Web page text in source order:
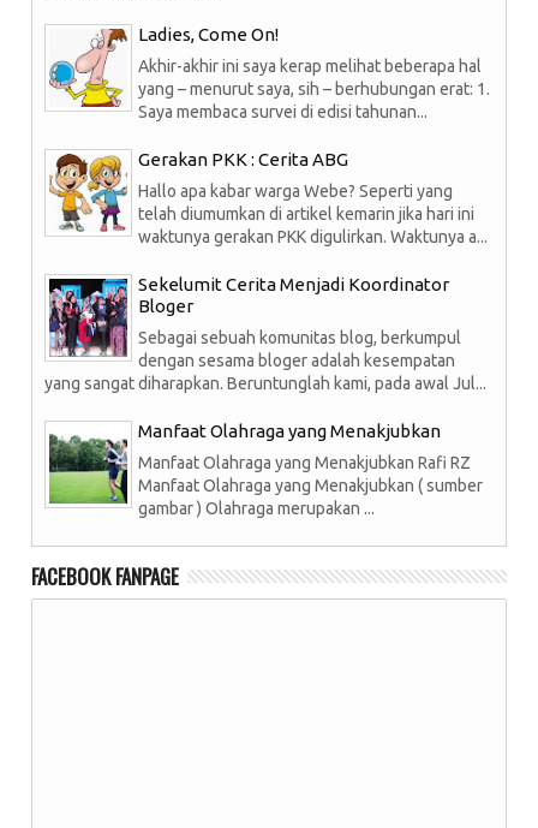
Ladies, Come On!
Akhir-akhir ini saya kerap melihat beberapa hal
yang – menurut saya, sih – berhubungan erat: 1.
Saya membaca survei di edisi tahunan...
Gerakan PKK : Cerita ABG
Hallo apa kabar warga Webe? Seperti yang
telah diumumkan di artikel kemarin jika hari ini
waktunya gerakan PKK digulirkan. Waktunya a...
Sekelumit Cerita Menjadi Koordinator
Bloger
Sebagai sebuah komunitas blog, berkumpul
dengan sesama bloger adalah kesempatan
yang sangat diharapkan. Beruntunglah kami, pada awal Jul...
Manfaat Olahraga yang Menakjubkan
Manfaat Olahraga yang Menakjubkan Rafi RZ
Manfaat Olahraga yang Menakjubkan ( sumber
gambar ) Olahraga merupakan ...
FACEBOOK FANPAGE